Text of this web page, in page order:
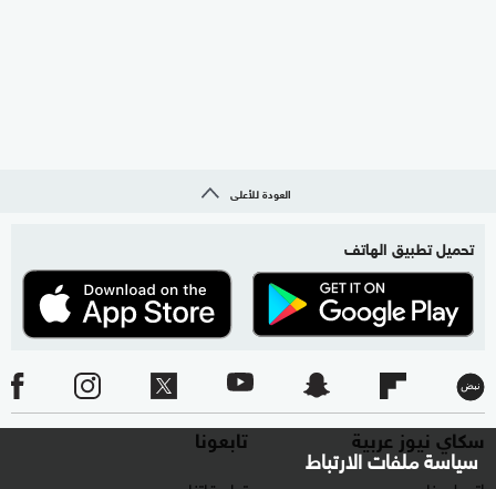
سياسة ملفات الارتباط
العودة للأعلى
تحميل تطبيق الهاتف
سكاي نيوز عربية تابعونا